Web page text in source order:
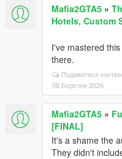
Mafia2GTA5 »
Hotels, Custom
I've mastered
there.
Подивитися
06 Березня 2026
Mafia2GTA5 »
[FINAL]
It's a shame the
They didn't